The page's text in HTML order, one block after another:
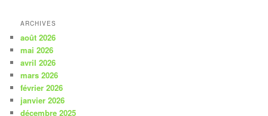
ARCHIVES
août 2026
mai 2026
avril 2026
mars 2026
février 2026
janvier 2026
décembre 2025